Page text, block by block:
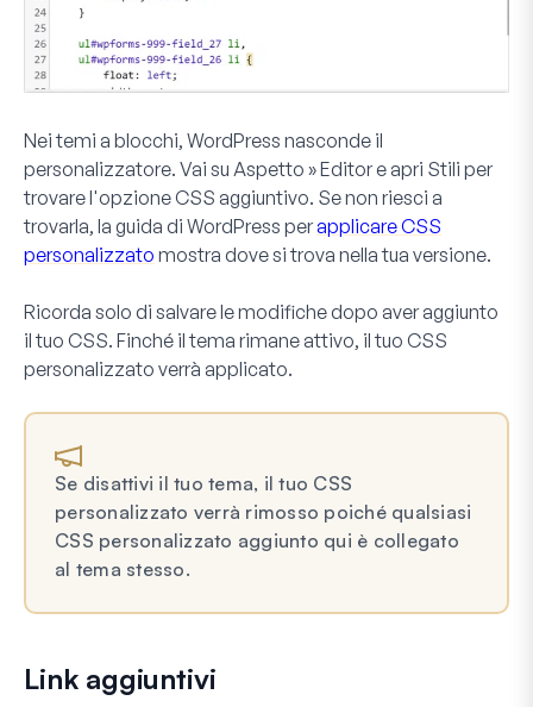
Neitemi a blocchi, WordPress nasconde il
personalizzatore. Vai su Aspetto »Editore apri Stili per
trovare l'opzione CSS aggiuntivo. Se non riesci a
trovarla, la guida di WordPress perapplicare CSS
personalizzato mostra dove si trova nella tua versione.
Ricorda solo di salvare le modifiche dopo aver aggiunto
il tuo CSS. Finché il tema rimane attivo, il tuo CSS
personalizzato verrà applicato.
Se disattivi il tuo tema, il tuo CSS
personalizzato verrà rimosso poiché qualsiasi
CSS personalizzato aggiunto qui è collegato
al tema stesso.
Link aggiuntivi